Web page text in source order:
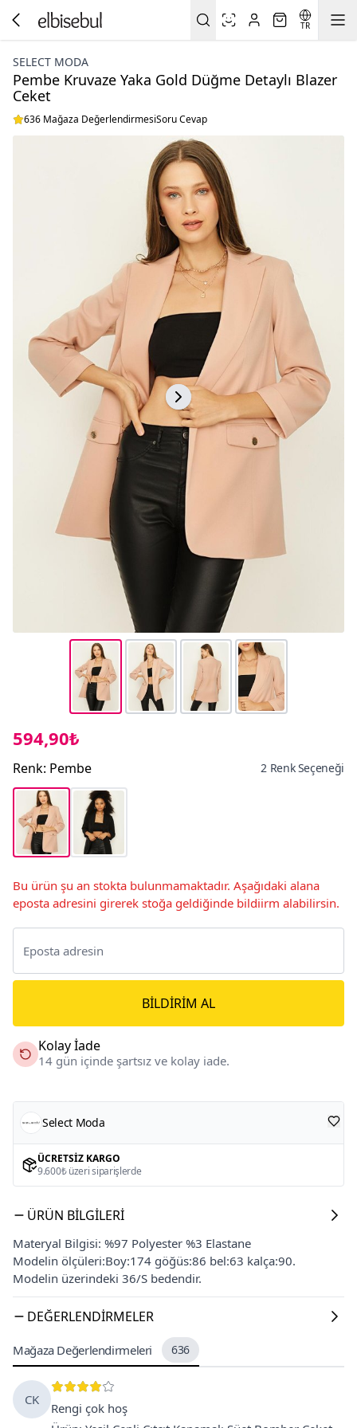
TR
SELECT MODA
Pembe Kruvaze Yaka Gold Düğme Detaylı Blazer
Ceket
636 Mağaza DeğerlendirmesiSoru Cevap
594,90₺
Renk: Pembe 2 Renk Seçeneği
Bu ürün şu an stokta bulunmamaktadır. Aşağıdaki alana
eposta adresini girerek stoğa geldiğinde bildiirm alabilirsin.
BILDIRIM AL
Kolay İade
14 gün içinde şartsız ve kolay iade.
Select Moda
ÜCRETSIZ KARGO
9.600₺ üzeri siparişlerde
ÜRÜN BILGILERI
Materyal Bilgisi: %97 Polyester %3 Elastane
Modelin ölçüleri:Boy:174 göğüs:86 bel:63 kalça:90.
Modelin üzerindeki 36/S bedendir.
DEĞERLENDIRMELER
Mağaza Değerlendirmeleri 636
CK
Rengi çok hoş